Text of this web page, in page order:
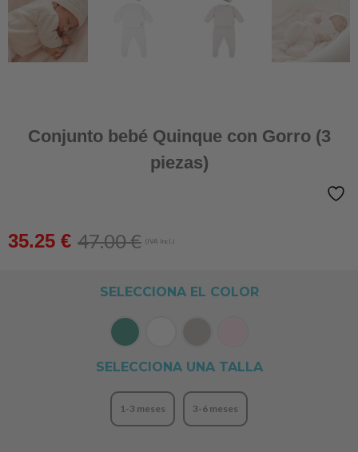
Conjunto bebé Quinque con Gorro (3
piezas)
47.00€
35.25 € (IVA Incl.)
SELECCIONA EL COLOR
SELECCIONA UNA TALLA
1-3 meses 3-6 meses